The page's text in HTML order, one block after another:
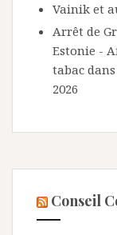
Vainik et
Arrêt de
Estonie -
tabac
2026
Conseil